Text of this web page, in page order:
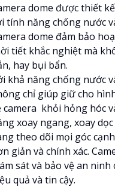
dome được thiết
tính năng chống nước
dome đảm bảo
tiết khắc nghiệt mà
hay bụi bẩn.
khả năng chống nước
chỉ giúp giữ cho
camera khỏi hỏng hóc
xoay ngang, xoay
theo dõi mọi góc
giản và chính xác.
sát và bảo vệ an
quả và tin cậy.